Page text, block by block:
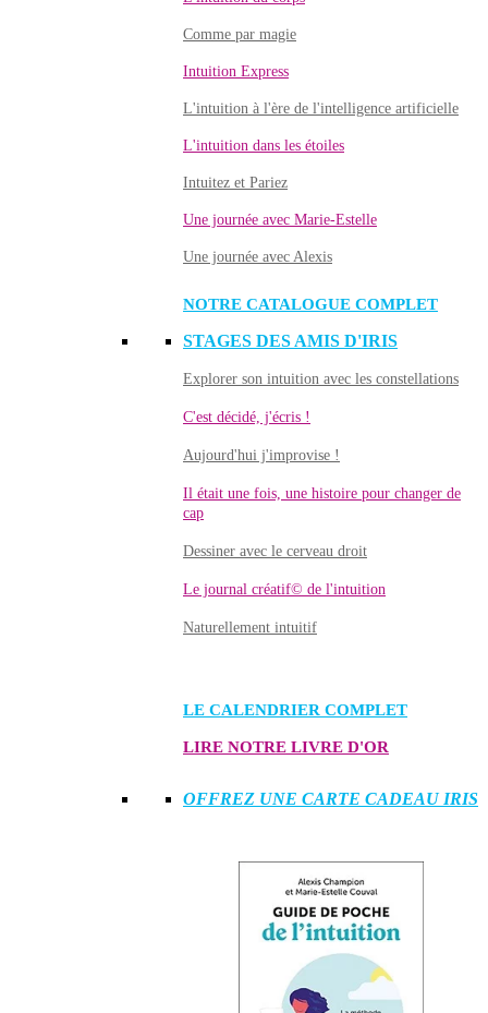
Comme par magie
Intuition Express
L'intuition à l'ère de l'intelligence artificielle
L'intuition dans les étoiles
Intuitez et Pariez
Une journée avec Marie-Estelle
Une journée avec Alexis
NOTRE CATALOGUE COMPLET
STAGES DES AMIS D'IRIS
Explorer son intuition avec les constellations
C'est décidé, j'écris !
Aujourd'hui j'improvise !
Il était une fois, une histoire pour changer de
cap
Dessiner avec le cerveau droit
Le journal créatif© de l'intuition
Naturellement intuitif
LE CALENDRIER COMPLET
LIRE NOTRE LIVRE D'OR
OFFREZ UNE CARTE CADEAU IRIS